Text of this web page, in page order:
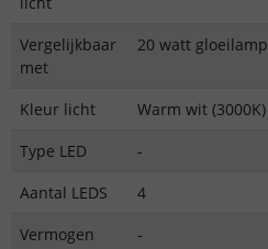
Vergelijkbaar
met
20 watt gloeilamp
Kleur licht
Warm wit (3000K)
Type LED
-
Aantal LEDS
4
Vermogen
-